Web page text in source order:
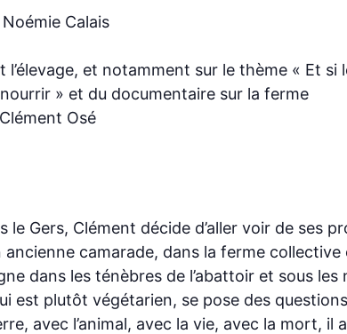
Calais
et notamment sur le thème « Et
» et du documentaire sur la ferme
Osé
Gers, Clément décide d’aller voir de ses
camarade, dans la ferme collective
dans les ténèbres de l’abattoir et sous les
plutôt végétarien, se pose des questions
avec l’animal, avec la vie, avec la mort, il